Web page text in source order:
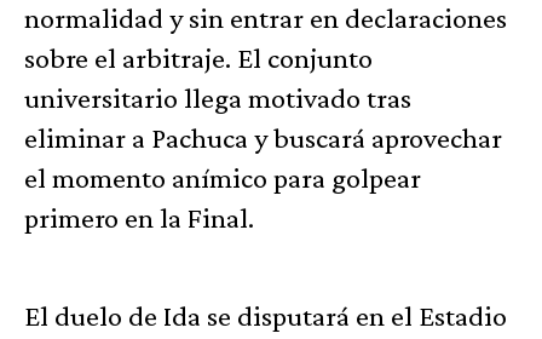
normalidad y sin entrar en declaraciones
sobre el arbitraje. El conjunto
universitario llega motivado tras
eliminar a Pachuca y buscará aprovechar
el momento anímico para golpear
primero en la Final.
El duelo de Ida se disputará en el Estadio